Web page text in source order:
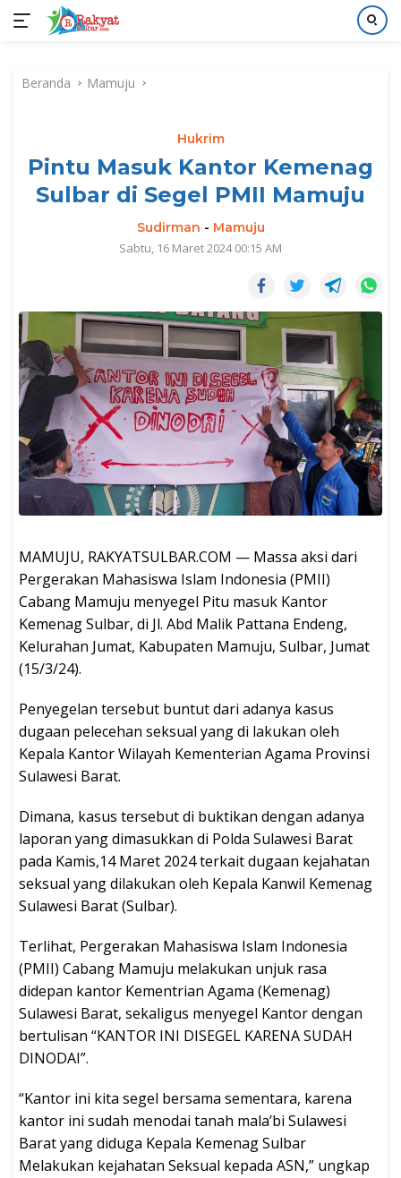
kontenBeranda Mamuju
Hukrim
Pintu Masuk Kantor Kemenag
Sulbar di Segel PMII Mamuju
Sudirman - Mamuju
Sabtu, 16 Maret 2024 00:15 AM
MAMUJU, RAKYATSULBAR.COM — Massa aksi dari
Pergerakan Mahasiswa Islam Indonesia (PMII)
Cabang Mamuju menyegel Pitu masuk Kantor
Kemenag Sulbar, di Jl. Abd Malik Pattana Endeng,
Kelurahan Jumat, Kabupaten Mamuju, Sulbar, Jumat
(15/3/24).
Penyegelan tersebut buntut dari adanya kasus
dugaan pelecehan seksual yang di lakukan oleh
Kepala Kantor Wilayah Kementerian Agama Provinsi
Sulawesi Barat.
Dimana, kasus tersebut di buktikan dengan adanya
laporan yang dimasukkan di Polda Sulawesi Barat
pada Kamis,14 Maret 2024 terkait dugaan kejahatan
seksual yang dilakukan oleh Kepala Kanwil Kemenag
Sulawesi Barat (Sulbar).
Terlihat, Pergerakan Mahasiswa Islam Indonesia
(PMII) Cabang Mamuju melakukan unjuk rasa
didepan kantor Kementrian Agama (Kemenag)
Sulawesi Barat, sekaligus menyegel Kantor dengan
bertulisan “KANTOR INI DISEGEL KARENA SUDAH
DINODAI”.
“Kantor ini kita segel bersama sementara, karena
kantor ini sudah menodai tanah mala’bi Sulawesi
Barat yang diduga Kepala Kemenag Sulbar
Melakukan kejahatan Seksual kepada ASN,” ungkap